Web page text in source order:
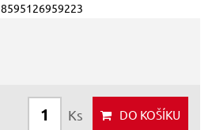
8595126959223
Ks DO KOŠÍKU